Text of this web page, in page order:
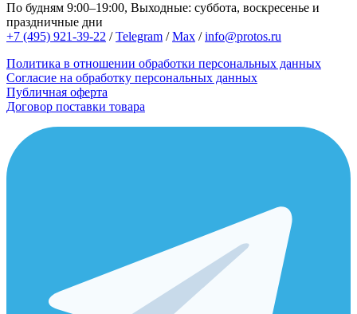
По будням 9:00–19:00, Выходные: суббота, воскресенье и
праздничные дни
+7 (495) 921-39-22 /Telegram /Max /info@protos.ru
Политика в отношении обработки персональных данных
Согласие на обработку персональных данных
Публичная оферта
Договор поставки товара